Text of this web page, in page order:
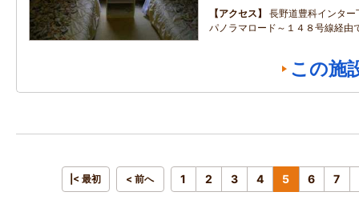
アクセス
長野道豊科インタ
パノラマロード～１４８号線経由
この施
|< 最初 < 前へ 1 2 3 4 5 6 7